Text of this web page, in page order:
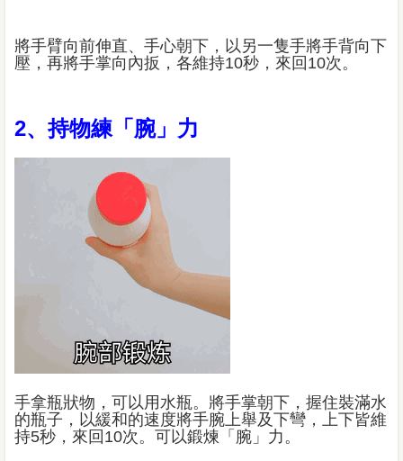
將手臂向前伸直、手心朝下，以另一隻手將手背向下
壓，再將手掌向內扳，各維持10秒，來回10次。
2、持物練「腕」力
手拿瓶狀物，可以用水瓶。將手掌朝下，握住裝滿水
的瓶子，以緩和的速度將手腕上舉及下彎，上下皆維
持5秒，來回10次。可以鍛煉「腕」力。